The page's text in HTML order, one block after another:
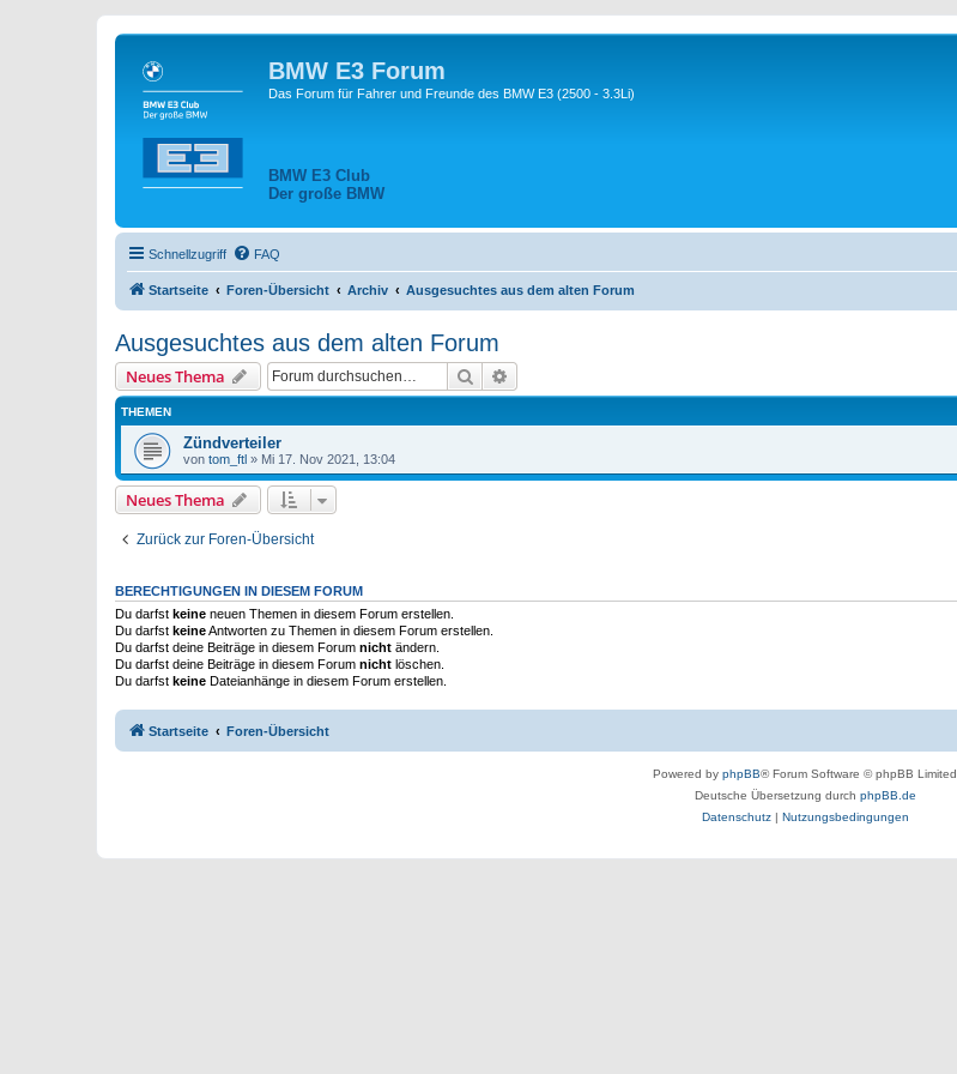
BMW E3 Forum
Das Forum für Fahrer und Freunde des BMW E3 (2500 - 3.3Li)
BMW E3 Club
Der große BMW
Schnellzugriff FAQ
Startseite Foren-Übersicht Archiv Ausgesuchtes aus dem alten Forum
Ausgesuchtes aus dem alten Forum
Neues Thema Suche
THEMEN
Zündverteiler
von tom_ftl » Mi 17. Nov 2021, 13:04
Neues Thema
Zurück zur Foren-Übersicht
BERECHTIGUNGEN IN DIESEM FORUM
Du darfst keine neuen Themen in diesem Forum erstellen.
Du darfst keineAntworten zu Themen in diesem Forum erstellen.
Du darfst deine Beiträge in diesem Forum nicht ändern.
Du darfst deine Beiträge in diesem Forum nicht löschen.
Du darfst keine Dateianhänge in diesem Forum erstellen.
Startseite Foren-Übersicht
Powered by phpBB® Forum Software © phpBB Limited
Deutsche Übersetzung durch phpBB.de
Datenschutz| Nutzungsbedingungen